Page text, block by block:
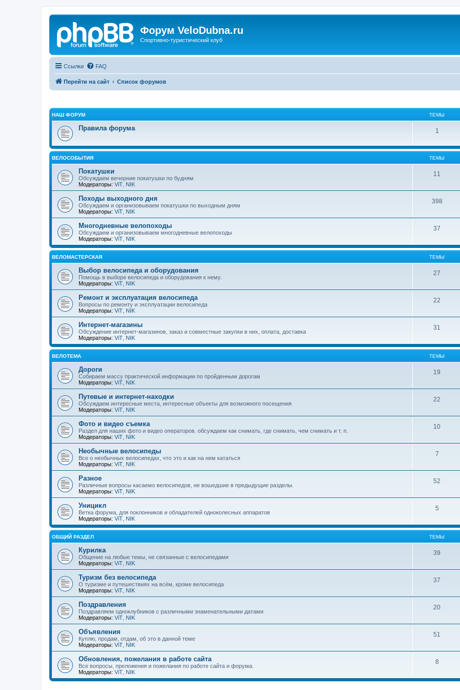
Форум VeloDubna.ru
Спортивно-туристический клуб
Ссылки FAQ
Перейти на сайт Список форумов
НАШ ФОРУМ ТЕМЫ
Правила форума 1
ВЕЛОСОБЫТИЯ ТЕМЫ
Покатушки
Обсуждаем вечерние покатушки по будням
Модераторы: ViT NIK
11
Походы выходного дня
Обсуждаем и организовываем покатушки по выходным дням
Модераторы: ViT NIK
398
Многодневные велопоходы
Обсуждаем и организовываем многодневные велопоходы
Модераторы: ViT NIK
37
ВЕЛОМАСТЕРСКАЯ ТЕМЫ
Выбор велосипеда и оборудования
Помощь в выборе велосипеда и оборудования к нему.
Модераторы: ViT NIK
27
Ремонт и эксплуатация велосипеда
Вопросы по ремонту и эксплуатации велосипеда
Модераторы: ViT NIK
22
Интернет-магазины
Обсуждение интернет-магазинов, заказ и совместные закупки в них, оплата, доставка
Модераторы: ViT NIK
31
ВЕЛОТЕМА ТЕМЫ
Дороги
Собираем массу практической информации по пройденным дорогам
Модераторы: ViT NIK
19
Путевые и интернет-находки
Обсуждаем интересные места, интересные объекты для возможного посещения
Модераторы: ViT NIK
22
Фото и видео съемка
Раздел для наших фото и видео операторов. обсуждаем как снимать, где снимать, чем снимать и т. п.
Модераторы: ViT NIK
10
Необычные велосипеды
Все о необычных велосипедах, что это и как на нем кататься
Модераторы: ViT NIK
7
Разное
Различные вопросы касаемо велосипедов, не вошедшие в предыдущие разделы.
Модераторы: ViT NIK
52
Уницикл
Ветка форума, для поклонников и обладателей одноколесных аппаратов
Модераторы: ViT NIK
5
ОБЩИЙ РАЗДЕЛ ТЕМЫ
Курилка
Общение на любые темы, не связанные с велосипедами
Модераторы: ViT NIK
39
Туризм без велосипеда
О туризме и путешествиях на всём, кроме велосипеда
Модераторы: ViT NIK
37
Поздравления
Поздравляем одноклубников с различными знаменательными датами
Модераторы: ViT NIK
20
Объявления
Куплю, продам, отдам, об это в данной теме
Модераторы: ViT NIK
51
Обновления, пожелания в работе сайта
Все вопросы, преложения и пожелания по работе сайта и форума.
Модераторы: ViT NIK
8